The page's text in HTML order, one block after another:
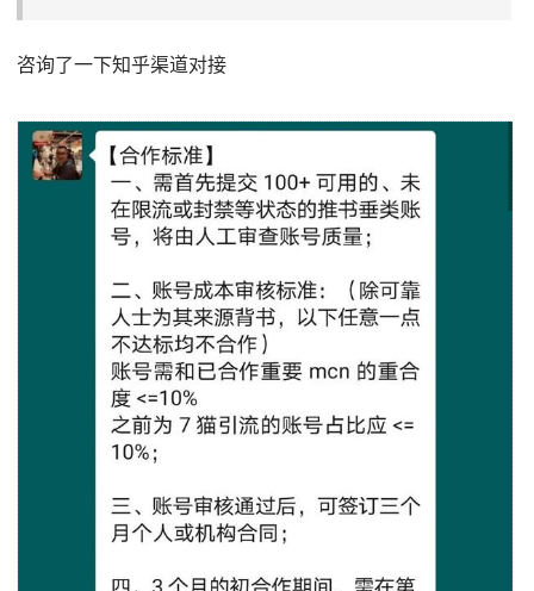
咨询了一下知乎渠道对接